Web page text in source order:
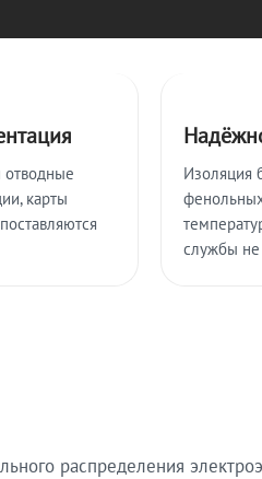
карты
Изоляция
службы
распределения